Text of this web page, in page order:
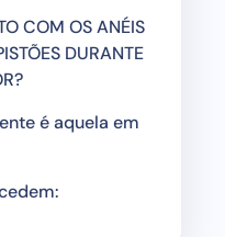
COM OS ANÉIS
DURANTE
é aquela em